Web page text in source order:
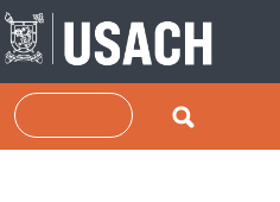
Pasar al contenido principal
Buscar